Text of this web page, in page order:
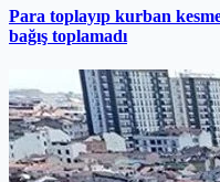
Para toplayıp kurban
bağış toplamadı